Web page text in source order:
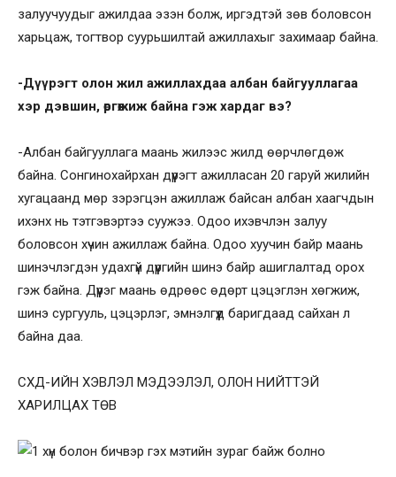
залуучуудыг ажилдаа эзэн болж, иргэдтэй зөв боловсон
харьцаж, тогтвор суурьшилтай ажиллахыг захимаар байна.
-Дүүрэгт олон жил ажиллахдаа албан байгууллагаа
хэр дэвшин, өргөжиж байна гэж хардаг вэ?
-Албан байгууллага маань жилээс жилд өөрчлөгдөж
байна. Сонгинохайрхан дүүрэгт ажилласан 20 гаруй жилийн
хугацаанд мөр зэрэгцэн ажиллаж байсан албан хаагчдын
ихэнх нь тэтгэвэртээ суужээ. Одоо ихэвчлэн залуу
боловсон хүчин ажиллаж байна. Одоо хуучин байр маань
шинэчлэгдэн удахгүй дүүргийн шинэ байр ашиглалтад орох
гэж байна. Дүүрэг маань өдрөөс өдөрт цэцэглэн хөгжиж,
шинэ сургууль, цэцэрлэг, эмнэлгүүд баригдаад сайхан л
байна даа.
СХД-ИЙН ХЭВЛЭЛ МЭДЭЭЛЭЛ, ОЛОН НИЙТТЭЙ
ХАРИЛЦАХ ТӨВ